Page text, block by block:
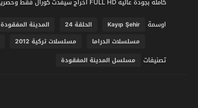
اوسمة
Kayıp Şehir الحلقة 24 المدينة المفقودة
مسلسلات الدراما
مسلسلات تركية 2012
تصنيفات مسلسل المدينة المفقودة